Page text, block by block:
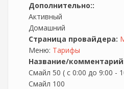
Дополнительно::
Активный
Домашний
Страница провайдера:
Меню: Тарифы
Название/
Смайл 50 ( с 0:00 до 9:00 -
Смайл 100